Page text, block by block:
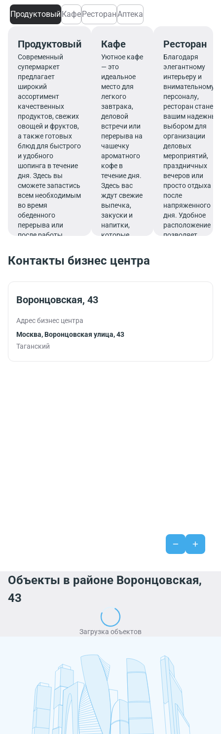
Продуктовый КафеРесторанАптека
Продуктовый
Современный
супермаркет
предлагает
широкий
ассортимент
качественных
продуктов, свежих
овощей и фруктов,
а также готовых
блюд для быстрого
и удобного
шопинга в течение
дня. Здесь вы
сможете запастись
всем необходимым
во время
обеденного
перерыва или
после работы.
Кафе
Уютное кафе
— это
идеальное
место для
легкого
завтрака,
деловой
встречи или
перерыва на
чашечку
ароматного
кофе в
течение дня.
Здесь вас
ждут свежие
выпечка,
закуски и
напитки,
которые
бодрости и
продуктивно
Ресторан
Благодаря
элегантному
интерьеру и
внимательному
персоналу,
ресторан станет
вашим
выбором для
организации
деловых
мероприятий,
праздничных
вечеров или
просто отдыха
после
напряженного
дня. Удобное
расположение
позволяет
рабочим
Контакты бизнес центра
Воронцовская, 43
Адрес бизнес центра
Москва, Воронцовская улица, 43
Таганский
Объекты в районе Воронцовская,
43
Загрузка объектов